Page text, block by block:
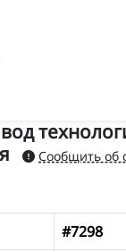
Сообщить об
#7298